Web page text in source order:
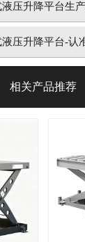
液压升降平台生
压升降平台-认
相关产品推荐